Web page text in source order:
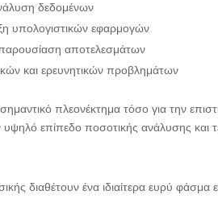
δεδομένων
υπολογιστικών εφαρμογών
αποτελεσμάτων
και ερευνητικών προβλημάτων
πλεονέκτημα τόσο για την
επίπεδο ποσοτικής ανάλυσης και
διαθέτουν ένα ιδιαίτερα ευρύ